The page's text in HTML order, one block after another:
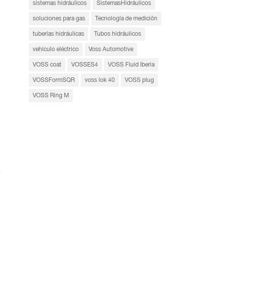
sistemas hidráulicos SistemasHidráulicos
soluciones para gas Tecnología de medición
tuberías hidráulicas Tubos hidráulicos
vehículo eléctrico Voss Automotive
VOSS coat VOSSES4 VOSS Fluid Iberia
VOSSFormSQR voss lok 40 VOSS plug
VOSS Ring M